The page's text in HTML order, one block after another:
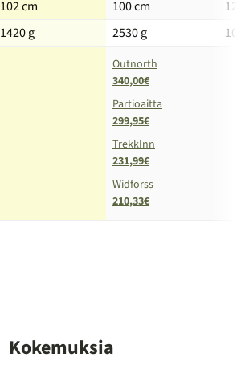
102 cm 100 cm
1420 g 2530 g
Outnorth
340,00€
Partioaitta
299,95€
TrekkInn
231,99€
Widforss
210,33€
Kokemuksia